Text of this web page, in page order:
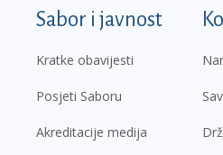
Sabor i javnost
Kratke obavijesti
Posjeti Saboru
Akreditacije medija